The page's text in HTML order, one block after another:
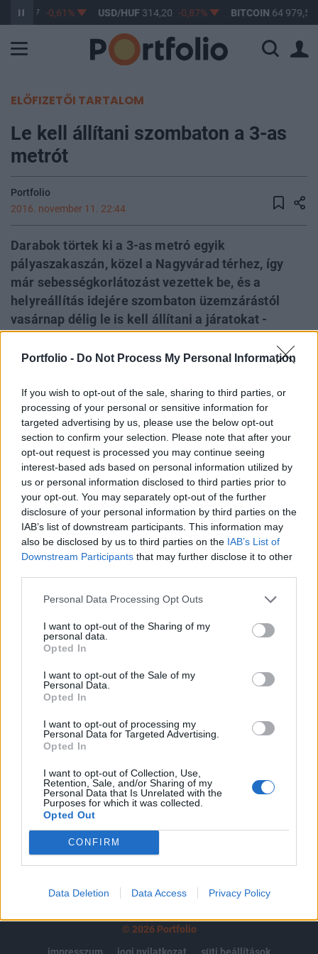
Portfolio - Do Not Process My Personal Information
If you wish to opt-out of the sale, sharing to third parties, or
processing of your personal or sensitive information for
targeted advertising by us, please use the below opt-out
section to confirm your selection. Please note that after your
opt-out request is processed you may continue seeing
interest-based ads based on personal information utilized by
us or personal information disclosed to third parties prior to
your opt-out. You may separately opt-out of the further
disclosure of your personal information by third parties on the
IAB’s list of downstream participants. This information may
also be disclosed by us to third parties on the IAB’s List of
Downstream Participants that may further disclose it to other
Personal Data Processing Opt Outs
I want to opt-out of the Sharing of my
personal data.
Opted In
I want to opt-out of the Sale of my
Personal Data.
Opted In
I want to opt-out of processing my
Personal Data for Targeted Advertising.
Opted In
I want to opt-out of Collection, Use,
Retention, Sale, and/or Sharing of my
Personal Data that Is Unrelated with the
Purposes for which it was collected.
Opted Out
CONFIRM
Data Deletion Data Access Privacy Policy
363,17 -0,61% USD/HUF314,20 -0,87% BITCOIN 64 979,59
ELŐFIZETŐI TARTALOM
Le kell állítani szombaton a 3-as
metrót
Portfolio
2016. november 11. 22:44
Darabok törtek ki a 3-as metró egyik
pályaszakaszán, közel a Nagyvárad térhez, így
már sebességkorlátozást vezettek be, és a
helyreállítás idejére szombaton üzemzárástól
vasárnap délig le is kell állítani a járatokat -
Tarlós István főpolgármester megerősítette, ami
között pótlóbuszok közlekednek majd több mint
10 órán keresztül.
Tarlós a lapnak megerősítette, hogy sebességkorlátozást
kellett bevezetni a metró déli szakaszán, mert az egyik
kitérőnél darabok törtek ki a pályaszakaszból, a váltórészt
ki kell cserélni. Budapest vezetője szerint ez a rendkívüli
esemény is jelzi, hogy halaszthatatlan a rekonstrukció,
ilyen esetek ezentúl bármikor, a vonal bármelyik pontján
előfordulhatnak, Bolla Tibor...
KEDVES OLVASÓNK!
tartozik, melynek olvasása előfizetéses
regisztrációhoz kötött.
Az előfizetés a következőket tartalmazza:
Portfolio.hu teljes cikkarchívum
kötéslistái
MÁR ELŐFIZETŐNK VAGY?
© 2026 Portfolio
impresszum
jogi nyilatkozat süti beállítások